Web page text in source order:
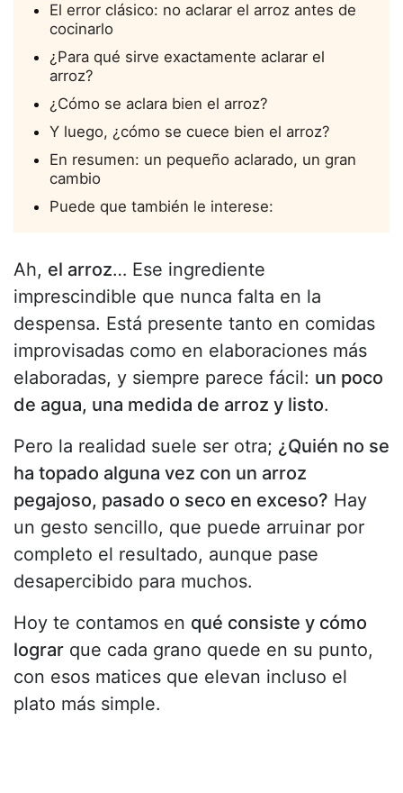
El error clásico: no aclarar el arroz antes de
cocinarlo
¿Para qué sirve exactamente aclarar el
arroz?
¿Cómo se aclara bien el arroz?
Y luego, ¿cómo se cuece bien el arroz?
En resumen: un pequeño aclarado, un gran
cambio
Puede que también le interese:
Ah, el arroz… Ese ingrediente
imprescindible que nunca falta en la
despensa. Está presente tanto en comidas
improvisadas como en elaboraciones más
elaboradas, y siempre parece fácil: un poco
de agua, una medida de arroz y listo.
Pero la realidad suele ser otra; ¿Quién no se
ha topado alguna vez con un arroz
pegajoso, pasado o seco en exceso? Hay
un gesto sencillo, que puede arruinar por
completo el resultado, aunque pase
desapercibido para muchos.
Hoy te contamos en qué consiste y cómo
lograr que cada grano quede en su punto,
con esos matices que elevan incluso el
plato más simple.